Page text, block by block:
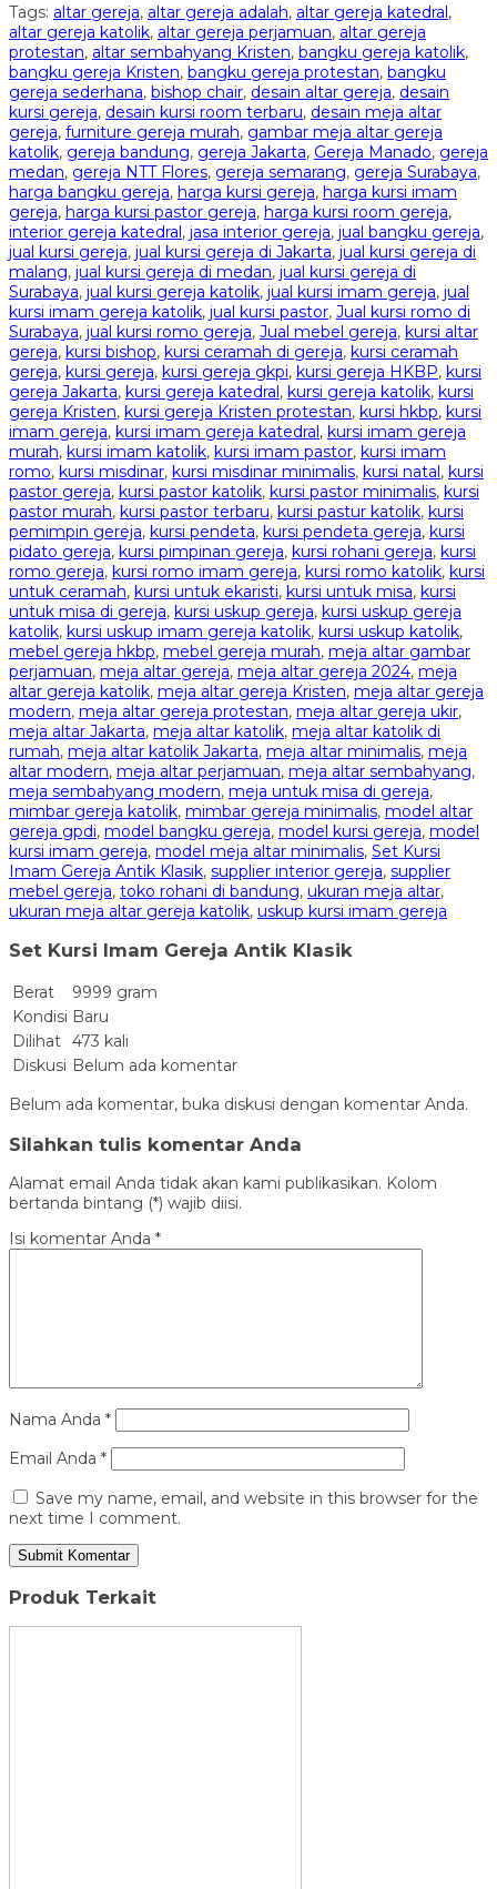
Tags: altar gereja, altar gereja adalah, altar gereja katedral,
altar gereja katolik, altar gereja perjamuan, altar gereja
protestan, altar sembahyang Kristen, bangku gereja katolik,
bangku gereja Kristen, bangku gereja protestan, bangku
gereja sederhana, bishop chair, desain altar gereja, desain
kursi gereja, desain kursi room terbaru, desain meja altar
gereja, furniture gereja murah, gambar meja altar gereja
katolik, gereja bandung, gereja Jakarta, Gereja Manado, gereja
medan, gereja NTT Flores, gereja semarang, gereja Surabaya,
harga bangku gereja, harga kursi gereja, harga kursi imam
gereja, harga kursi pastor gereja, harga kursi room gereja,
interior gereja katedral, jasa interior gereja, jual bangku gereja,
jual kursi gereja, jual kursi gereja di Jakarta, jual kursi gereja di
malang, jual kursi gereja di medan, jual kursi gereja di
Surabaya, jual kursi gereja katolik, jual kursi imam gereja, jual
kursi imam gereja katolik, jual kursi pastor, Jual kursi romo di
Surabaya, jual kursi romo gereja, Jual mebel gereja, kursi altar
gereja, kursi bishop, kursi ceramah di gereja, kursi ceramah
gereja, kursi gereja, kursi gereja gkpi, kursi gereja HKBP, kursi
gereja Jakarta, kursi gereja katedral, kursi gereja katolik, kursi
gereja Kristen, kursi gereja Kristen protestan, kursi hkbp, kursi
imam gereja, kursi imam gereja katedral, kursi imam gereja
murah, kursi imam katolik, kursi imam pastor, kursi imam
romo, kursi misdinar, kursi misdinar minimalis, kursi natal, kursi
pastor gereja, kursi pastor katolik, kursi pastor minimalis, kursi
pastor murah, kursi pastor terbaru, kursi pastur katolik, kursi
pemimpin gereja, kursi pendeta, kursi pendeta gereja, kursi
pidato gereja, kursi pimpinan gereja, kursi rohani gereja, kursi
romo gereja, kursi romo imam gereja, kursi romo katolik, kursi
untuk ceramah, kursi untuk ekaristi, kursi untuk misa, kursi
untuk misa di gereja, kursi uskup gereja, kursi uskup gereja
katolik, kursi uskup imam gereja katolik, kursi uskup katolik,
mebel gereja hkbp, mebel gereja murah, meja altar gambar
perjamuan, meja altar gereja, meja altar gereja 2024, meja
altar gereja katolik, meja altar gereja Kristen, meja altar gereja
modern, meja altar gereja protestan, meja altar gereja ukir,
meja altar Jakarta, meja altar katolik, meja altar katolik di
rumah, meja altar katolik Jakarta, meja altar minimalis, meja
altar modern, meja altar perjamuan, meja altar sembahyang,
meja sembahyang modern, meja untuk misa di gereja,
mimbar gereja katolik, mimbar gereja minimalis, model altar
gereja gpdi, model bangku gereja, model kursi gereja, model
kursi imam gereja, model meja altar minimalis, Set Kursi
Imam Gereja Antik Klasik, supplier interior gereja, supplier
mebel gereja, toko rohani di bandung, ukuran meja altar,
ukuran meja altar gereja katolik, uskup kursi imam gereja
Set Kursi Imam Gereja Antik Klasik
Berat
9999 gram
Kondisi Baru
Dilihat 473 kali
Diskusi Belum ada komentar
Belum ada komentar, buka diskusi dengan komentar Anda.
Silahkan tulis komentar Anda
Alamat email Anda tidak akan kami publikasikan. Kolom
bertanda bintang (*) wajib diisi.
Isi komentar Anda *
Nama Anda *
Email Anda *
Save my name, email, and website in this browser for the
next time I comment.
Produk Terkait